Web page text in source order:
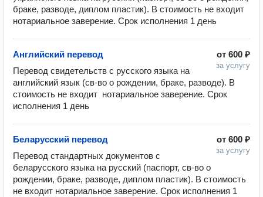
браке, разводе, диплом пластик). В стоимость не входит
нотариальное заверение. Срок исполнения 1 день
от 600 ₽
за услугу
Английский перевод
Перевод свидетельств с русского языка на
английский язык (св-во о рождении, браке, разводе). В
стоимость не входит  нотариальное заверение. Срок
исполнения 1 день
от 600 ₽
за услугу
Беларусский перевод
Перевод стандартных документов с
беларусского языка на русский (паспорт, св-во о
рождении, браке, разводе, диплом пластик). В стоимость
не входит нотариальное заверение. Срок исполнения 1